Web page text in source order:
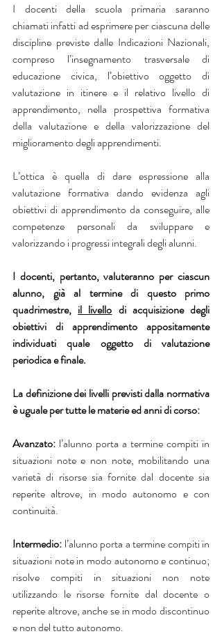
I docenti della scuola primaria saranno
chiamati infatti ad esprimere per ciascuna delle
discipline previste dalle Indicazioni Nazionali,
compreso l’insegnamento trasversale di
educazione civica, l’obiettivo oggetto di
valutazione in itinere e il relativo livello di
apprendimento, nella prospettiva formativa
della valutazione e della valorizzazione del
miglioramento degli apprendimenti.
L’ottica è quella di dare espressione alla
valutazione formativa dando evidenza agli
obiettivi di apprendimento da conseguire, alle
competenze personali da sviluppare e
valorizzando i progressi integrali degli alunni.
I docenti, pertanto, valuteranno per ciascun
alunno, già al termine di questo primo
quadrimestre, il livello di acquisizione degli
obiettivi di apprendimento appositamente
individuati quale oggetto di valutazione
periodica e finale.
La definizione dei livelli previsti dalla normativa
è uguale per tutte le materie ed anni di corso:
Avanzato: l’alunno porta a termine compiti in
situazioni note e non note, mobilitando una
varietà di risorse sia fornite dal docente sia
reperite altrove, in modo autonomo e con
continuità.
Intermedio: l’alunno porta a termine compiti in
situazioni note in modo autonomo e continuo;
risolve compiti in situazioni non note
utilizzando le risorse fornite dal docente o
reperite altrove, anche se in modo discontinuo
e non del tutto autonomo.